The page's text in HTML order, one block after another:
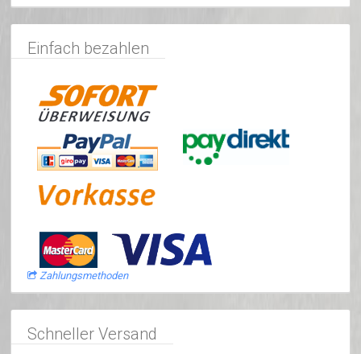
Einfach bezahlen
Zahlungsmethoden
Schneller Versand